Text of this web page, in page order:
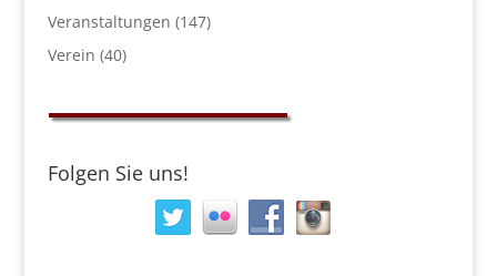
Veranstaltungen (147)
Verein (40)
Folgen Sie uns!